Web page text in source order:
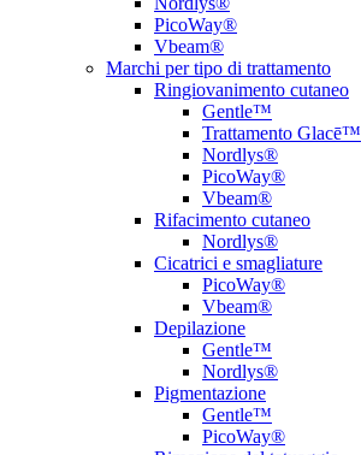
PicoWay®
Vbeam®
Marchi per tipo di trattamento
Ringiovanimento cutaneo
Gentle™
Trattamento Glacē™
Nordlys®
PicoWay®
Vbeam®
Rifacimento cutaneo
Nordlys®
Cicatrici e smagliature
PicoWay®
Vbeam®
Depilazione
Gentle™
Nordlys®
Pigmentazione
Gentle™
PicoWay®